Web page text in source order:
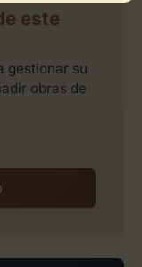
este
gestionar su
obras de